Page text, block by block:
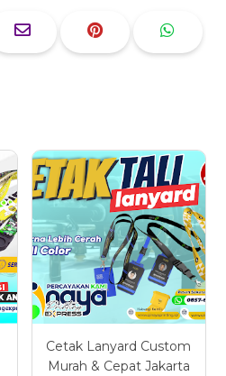
Cetak Lanyard Custom
Murah & Cepat Jakarta